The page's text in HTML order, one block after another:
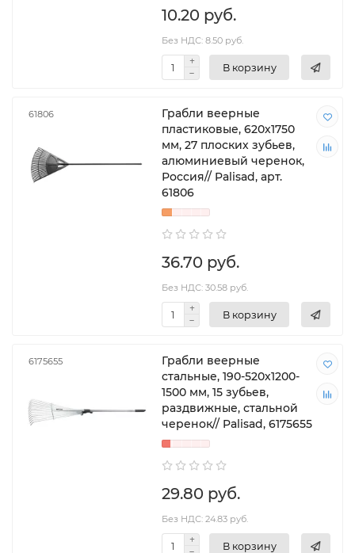
10.20 руб.
Без НДС: 8.50 руб.
В корзину
61806
Грабли веерные
пластиковые, 620х1750
мм, 27 плоских зубьев,
алюминиевый черенок,
Россия// Palisad, арт.
61806
36.70 руб.
Без НДС: 30.58 руб.
В корзину
6175655
Грабли веерные
стальные, 190-520х1200-
1500 мм, 15 зубьев,
раздвижные, стальной
черенок// Palisad, 6175655
29.80 руб.
Без НДС: 24.83 руб.
В корзину